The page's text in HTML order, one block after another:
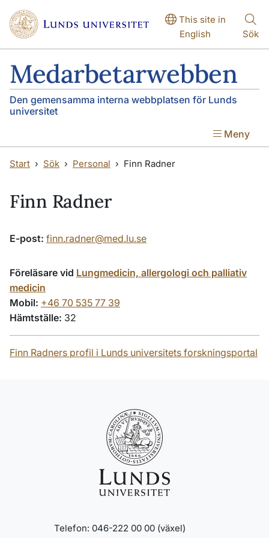
Hoppa till huvudinnehåll
Hoppa till huvudinnehåll
This site in
English
Sök
Medarbetarwebben
Den gemensamma interna webbplatsen för Lunds
universitet
Meny
Start Sök Personal Finn Radner
Finn Radner
E-post: finn.radner@med.lu.se
Föreläsare vid Lungmedicin, allergologi och palliativ
medicin
Mobil: +46 70 535 77 39
Hämtställe: 32
Finn Radners profil i Lunds universitets forskningsportal
Telefon: 046-222 00 00 (växel)